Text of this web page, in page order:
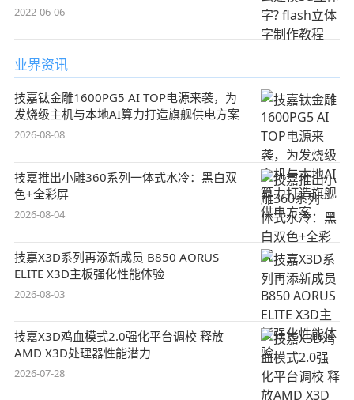
2022-06-06
业界资讯
技嘉钛金雕1600PG5 AI TOP电源来袭，为
发烧级主机与本地AI算力打造旗舰供电方案
2026-08-08
技嘉推出小雕360系列一体式水冷：黑白双
色+全彩屏
2026-08-04
技嘉X3D系列再添新成员 B850 AORUS
ELITE X3D主板强化性能体验
2026-08-03
技嘉X3D鸡血模式2.0强化平台调校 释放
AMD X3D处理器性能潜力
2026-07-28